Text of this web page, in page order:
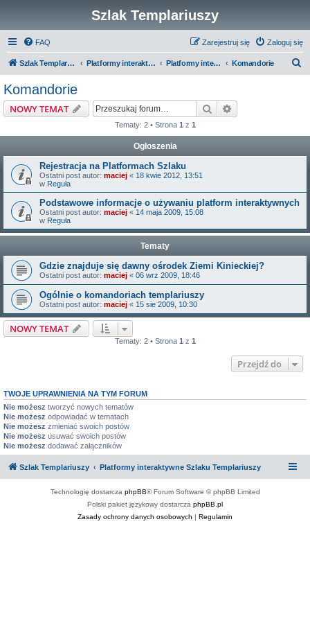
Szlak Templariuszy
FAQ Zaloguj się
Zarejestruj się
Szlak Templariuszy Platformy interaktywne Szlaku Templariuszy Platformy interaktywne - Zakon Templariuszy Komandorie
Komandorie
NOWY TEMAT Szukaj
Tematy: 2 • Strona 1 z 1
Ogłoszenia
Rejestracja na Platformach Szlaku
Ostatni post autor: maciej « 18 kwie 2012, 13:51
w Reguła
Podstawowe informacje o używaniu platform interaktywnych
Ostatni post autor: maciej « 14 maja 2009, 15:08
w Reguła
Tematy
Gdzie znajduje się dawny ośrodek Ziemi Kinieckiej?
Ostatni post autor: maciej « 06 wrz 2009, 18:46
Ogólnie o komandoriach templariuszy
Ostatni post autor: maciej « 15 sie 2009, 10:30
NOWY TEMAT
Tematy: 2 • Strona 1 z 1
Przejdź do
TWOJE UPRAWNIENIA NA TYM FORUM
Nie możesz tworzyć nowych tematów
Nie możesz odpowiadać w tematach
Nie możesz zmieniać swoich postów
Nie możesz usuwać swoich postów
Nie możesz dodawać załączników
Szlak Templariuszy Platformy interaktywne Szlaku Templariuszy
Technologię dostarcza phpBB® Forum Software © phpBB Limited
Polski pakiet językowy dostarcza phpBB.pl
Zasady ochrony danych osobowych | Regulamin